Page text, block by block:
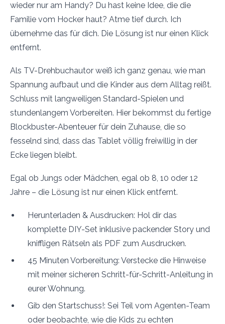
wieder nur am Handy? Du hast keine Idee, die die
Familie vom Hocker haut? Atme tief durch. Ich
übernehme das für dich. Die Lösung ist nur einen Klick
entfernt.
Als TV-Drehbuchautor weiß ich ganz genau, wie man
Spannung aufbaut und die Kinder aus dem Alltag reißt.
Schluss mit langweiligen Standard-Spielen und
stundenlangem Vorbereiten. Hier bekommst du fertige
Blockbuster-Abenteuer für dein Zuhause, die so
fesselnd sind, dass das Tablet völlig freiwillig in der
Ecke liegen bleibt.
Egal ob Jungs oder Mädchen, egal ob 8, 10 oder 12
Jahre – die Lösung ist nur einen Klick entfernt.
Herunterladen & Ausdrucken: Hol dir das
komplette DIY-Set inklusive packender Story und
kniffligen Rätseln als PDF zum Ausdrucken.
45 Minuten Vorbereitung: Verstecke die Hinweise
mit meiner sicheren Schritt-für-Schritt-Anleitung in
eurer Wohnung.
Gib den Startschuss!: Sei Teil vom Agenten-Team
oder beobachte, wie die Kids zu echten